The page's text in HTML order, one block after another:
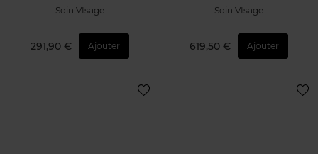
Soin VIsage
291,90 € Ajouter
Soin VIsage
619,50 € Ajouter